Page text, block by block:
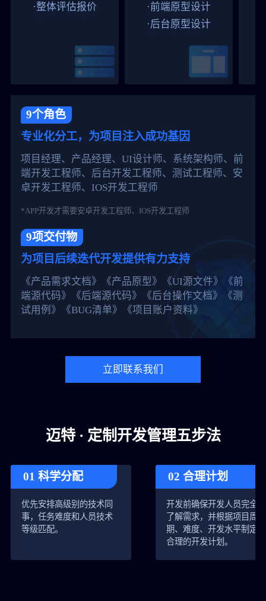
·整体评估报价
·前端原型设计
·后台原型设计
9个角色
专业化分工，为项目注入成功基因
项目经理、产品经理、UI设计师、系统架构师、前
端开发工程师、后台开发工程师、测试工程师、安
卓开发工程师、IOS开发工程师
*APP开发才需要安卓开发工程师、IOS开发工程师
9项交付物
为项目后续迭代开发提供有力支持
《产品需求文档》《产品原型》《UI源文件》《前
端源代码》《后端源代码》《后台操作文档》《测
试用例》《BUG清单》《项目账户资料》
立即联系我们
迈特 · 定制开发管理五步法
01 科学分配
优先安排高级别的技术同
事，任务难度和人员技术
等级匹配。
02 合理计划
开发前确保开发人员完全
了解需求，并根据项目周
期、难度、开发水平制定
合理的开发计划。